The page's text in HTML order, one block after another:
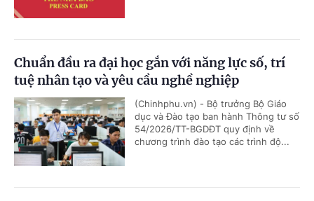
Chuẩn đầu ra đại học gắn với năng lực số, trí
tuệ nhân tạo và yêu cầu nghề nghiệp
(Chinhphu.vn) - Bộ trưởng Bộ Giáo
dục và Đào tạo ban hành Thông tư số
54/2026/TT-BGDĐT quy định về
chương trình đào tạo các trình độ...